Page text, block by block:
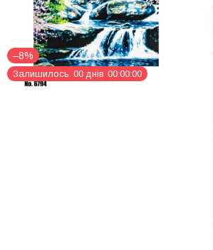
–8%
Залишилось 00 днів 00 00 00